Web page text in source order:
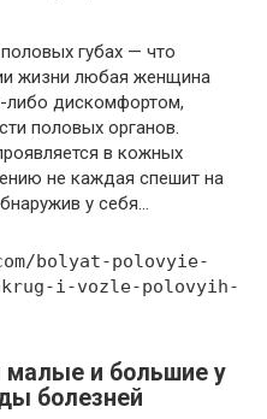
губах — что
жизни любая женщина
либо дискомфортом,
половых органов.
в кожных
не каждая спешит на
у себя…
bolyat-polovyie-
i-vozle-polovyih-
малые и большие у
болезней